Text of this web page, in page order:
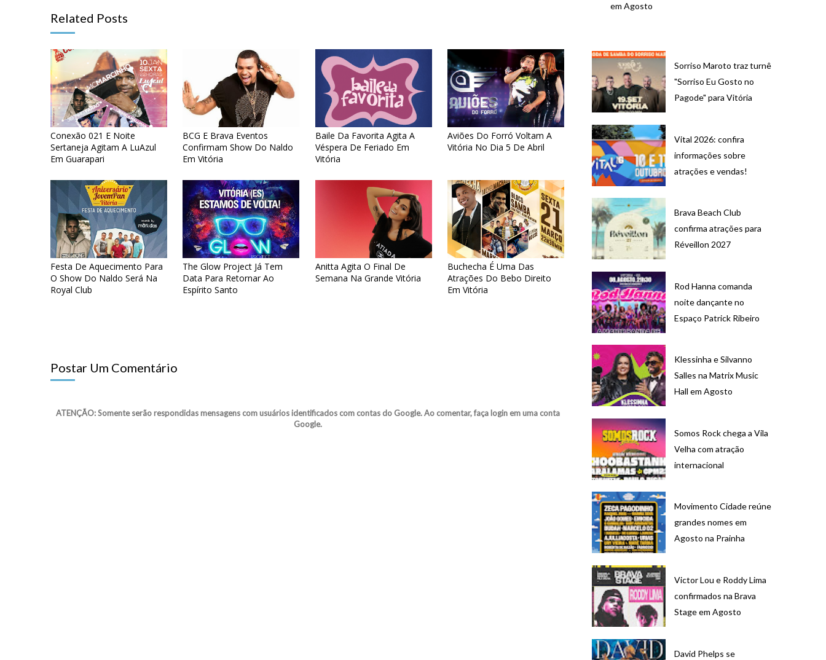
Related Posts
Conexão 021 E Noite
Sertaneja Agitam A LuAzul
Em Guarapari
BCG E Brava Eventos
Confirmam Show Do Naldo
Em Vitória
Baile Da Favorita Agita A
Véspera De Feriado Em
Vitória
Aviões Do Forró Voltam A
Vitória No Dia 5 De Abril
Festa De Aquecimento Para
O Show Do Naldo Será Na
Royal Club
The Glow Project Já Tem
Data Para Retornar Ao
Espírito Santo
Anitta Agita O Final De
Semana Na Grande Vitória
Buchecha É Uma Das
Atrações Do Bebo Direito
Em Vitória
Postar Um Comentário
ATENÇÃO: Somente serão respondidas mensagens com usuários identificados com contas do Google. Ao comentar, faça login em uma conta
Google.
em Agosto
Sorriso Maroto traz turnê
"Sorriso Eu Gosto no
Pagode" para Vitória
Vital 2026: confira
informações sobre
atrações e vendas!
Brava Beach Club
confirma atrações para
Réveillon 2027
Rod Hanna comanda
noite dançante no
Espaço Patrick Ribeiro
Klessinha e Silvanno
Salles na Matrix Music
Hall em Agosto
Somos Rock chega a Vila
Velha com atração
internacional
Movimento Cidade reúne
grandes nomes em
Agosto na Prainha
Victor Lou e Roddy Lima
confirmados na Brava
Stage em Agosto
David Phelps se